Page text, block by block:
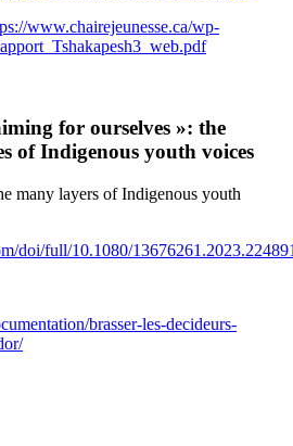
www.chairejeunesse.ca/wp-
for ourselves »: the
of Indigenous youth voices
many layers of Indigenous youth
doi/full/10.1080/
brasser-les-decideurs-